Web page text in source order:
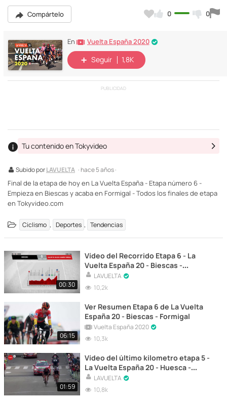
Compártelo 0 0
En Vuelta España 2020
Seguir 1,8K
PUBLICIDAD
Subido porLAVUELTA · hace 5 años ·
Tu contenido en Tokyvideo
Final de la etapa de hoy en La Vuelta España - Etapa número 6 -
Empieza en Biescas y acaba en Formigal - Todos los finales de etapa
en Tokyvideo.com
Ciclismo , Deportes , Tendencias
00:30
Vídeo del Recorrido Etapa 6 - La
Vuelta España 20 - Biescas -
Formigal
LAVUELTA
10,2k
06:15
Ver Resumen Etapa 6 de La Vuelta
España 20 - Biescas - Formigal
Vuelta España 2020
10,3k
01:59
Vídeo del último kilometro etapa 5 -
La Vuelta España 20 - Huesca -
Sabiñánigo
LAVUELTA
10,8k